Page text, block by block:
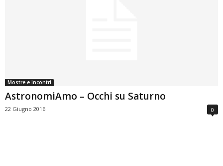
Mostre e Incontri
AstronomiAmo – Occhi su Saturno
22 Giugno 2016 0